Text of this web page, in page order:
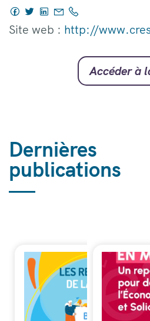
Site web : http://
Accéder à
Dernières
publications